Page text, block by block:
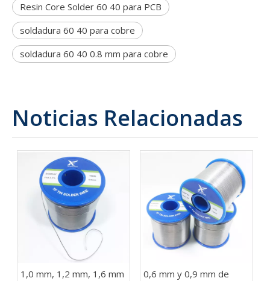
Resin Core Solder 60 40 para PCB
soldadura 60 40 para cobre
soldadura 60 40 0.8 mm para cobre
Noticias Relacionadas
1,0 mm, 1,2 mm, 1,6 mm
0,6 mm y 0,9 mm de